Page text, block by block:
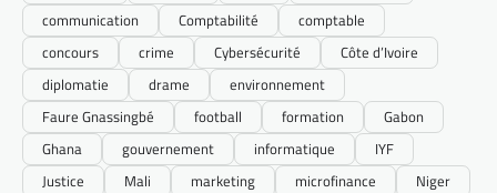
communication
Comptabilité
comptable
concours
crime Cybersécurité
Côte d’Ivoire
diplomatie
drame
environnement
Faure Gnassingbé
football formation
Gabon
Ghana
gouvernement informatique
IYF
Justice
Mali marketing microfinance
Niger